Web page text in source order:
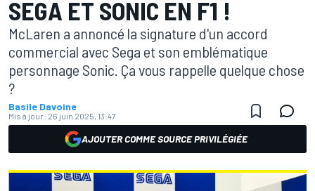
SEGA ET SONIC EN F1 !
McLaren a annoncé la signature d'un accord
commercial avec Sega et son emblématique
personnage Sonic. Ça vous rappelle quelque chose
?
Basile Davoine
Mis à jour: 26 juin 2025, 13:47
AJOUTER COMME SOURCE PRIVILÉGIÉE